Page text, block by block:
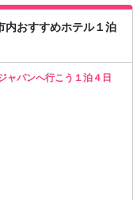
内おすすめホテル１泊
ャパンへ行こう１泊４日